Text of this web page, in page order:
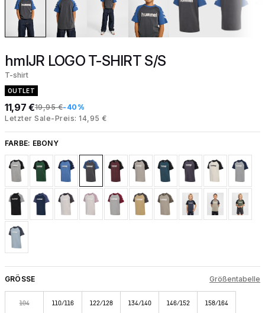
hmlJR LOGO T-SHIRT S/S
T-shirt
OUTLET
11,97 €19,95 €-40%
Letzter Sale-Preis: 14,95 €
FARBE: EBONY
GRÖSSE Größentabelle
104 110/116 122/128 134/140 146/152 158/164